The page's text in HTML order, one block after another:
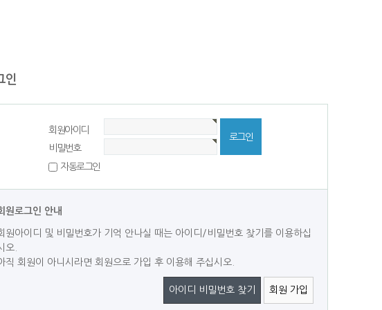
인
회원아이디
비밀번호
자동로그인
원로그인 안내
원아이디 및 비밀번호가 기억 안나실 때는 아이디/비밀번호 찾기를 이용하십
오.
직 회원이 아니시라면 회원으로 가입 후 이용해 주십시오.
아이디 비밀번호 찾기 회원 가입